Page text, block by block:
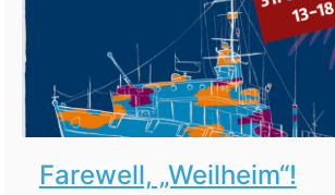
Farewell, „Weilheim“!